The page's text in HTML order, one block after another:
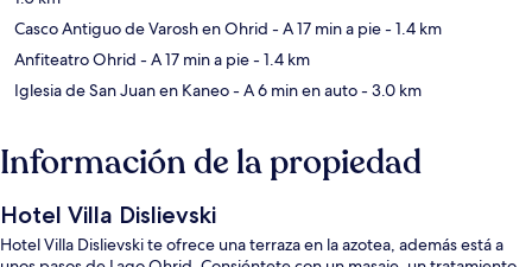
Casco Antiguo de Varosh en Ohrid - A 17 min a pie- 1.4 km
Anfiteatro Ohrid - A 17 min a pie- 1.4 km
Iglesia de San Juan en Kaneo- A 6 min en auto- 3.0 km
Información de la propiedad
Hotel Villa Dislievski
Hotel Villa Dislievski te ofrece una terraza en la azotea, además está a